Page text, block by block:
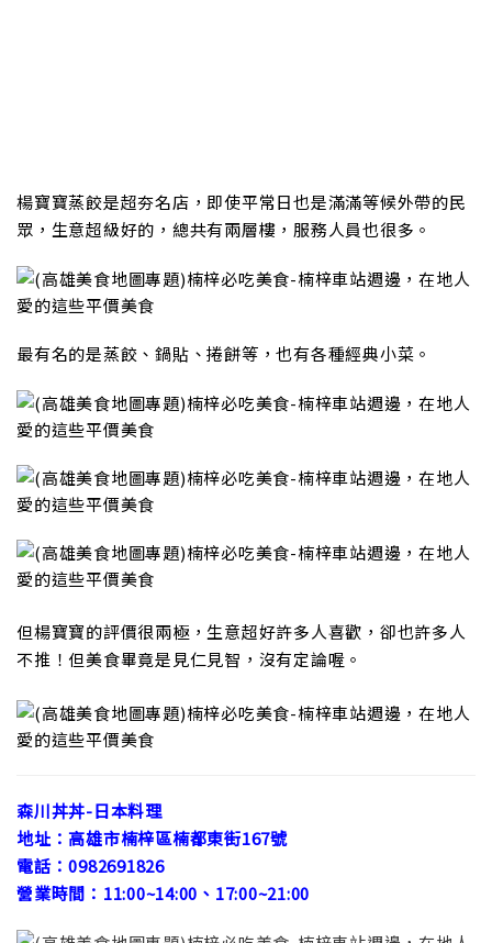
楊寶寶蒸餃是超夯名店，即使平常日也是滿滿等候外帶的民
眾，生意超級好的，總共有兩層樓，服務人員也很多。
最有名的是蒸餃、鍋貼、捲餅等，也有各種經典小菜。
但楊寶寶的評價很兩極，生意超好許多人喜歡，卻也許多人
不推！但美食畢竟是見仁見智，沒有定論喔。
森川丼丼-日本料理
地址：高雄市楠梓區楠都東街167號
電話：0982691826
營業時間：11:00~14:00、17:00~21:00